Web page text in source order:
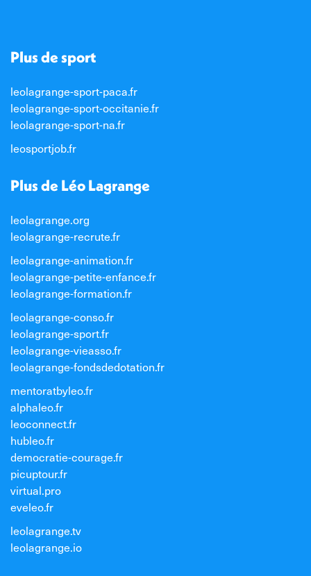
Plus de sport
leolagrange-sport-paca.fr
leolagrange-sport-occitanie.fr
leolagrange-sport-na.fr
leosportjob.fr
Plus de Léo Lagrange
leolagrange.org
leolagrange-recrute.fr
leolagrange-animation.fr
leolagrange-petite-enfance.fr
leolagrange-formation.fr
leolagrange-conso.fr
leolagrange-sport.fr
leolagrange-vieasso.fr
leolagrange-fondsdedotation.fr
mentoratbyleo.fr
alphaleo.fr
leoconnect.fr
hubleo.fr
democratie-courage.fr
picuptour.fr
virtual.pro
eveleo.fr
leolagrange.tv
leolagrange.io